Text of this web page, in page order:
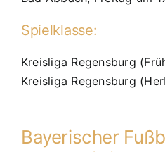
Spielklasse:
Kreisliga Regensburg
Kreisliga Regensburg
Bayerischer